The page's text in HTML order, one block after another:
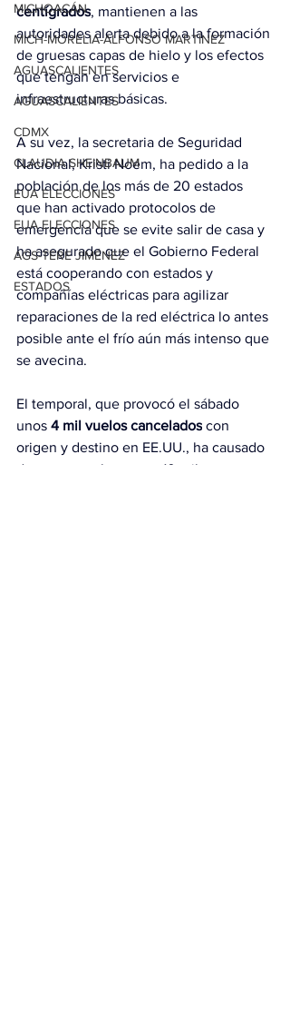
MICHOACÁN
MICH-MORELIA-ALFONSO MARTÍNEZ
AGUASCALIENTES
AGUASCALIENTES
CDMX
CLAUDIA SHEINBAUM
EUA ELECCIONES
EUA ELECCIONES
AGS-TERE JIMÉNEZ
ESTADOS
centígrados, mantienen a las
autoridades alerta debido a la formación
de gruesas capas de hielo y los efectos
que tengan en servicios e
infraestructuras básicas.
A su vez, la secretaria de Seguridad
Nacional, Kristi Noem, ha pedido a la
población de los más de 20 estados
que han activado protocolos de
emergencia que se evite salir de casa y
ha asegurado que el Gobierno Federal
está cooperando con estados y
compañías eléctricas para agilizar
reparaciones de la red eléctrica lo antes
posible ante el frío aún más intenso que
se avecina.
El temporal, que provocó el sábado
unos 4 mil vuelos cancelados con
origen y destino en EE.UU., ha causado
de momento hoy otras 10 mil